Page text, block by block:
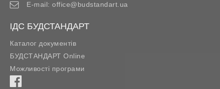
E-mail: office@budstandart.ua
ІДС БУДСТАНДАРТ
Каталог документів
БУДСТАНДАРТ Online
Можливості програми